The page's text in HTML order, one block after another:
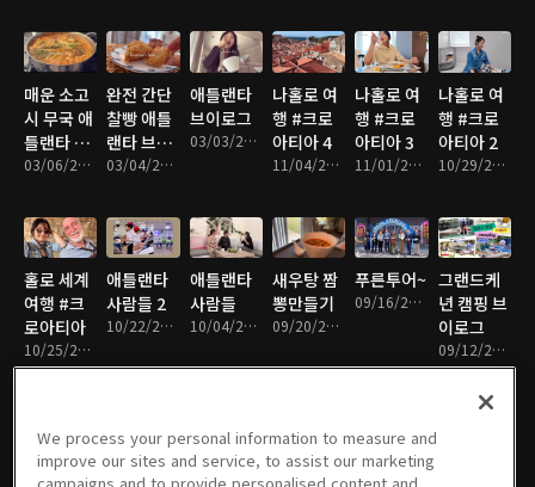
매운 소고
시 무국 애
틀랜타 브
이로그 03/06/2025 • 16분
완전 간단
찰빵 애틀
랜타 브이
로그
03/04/2025 • 9분
애틀랜타
브이로그
03/03/2025 • 27분
나홀로 여
행 #크로
아티아 4
11/04/2024 • 23분
나홀로 여
행 #크로
아티아 3
11/01/2024 • 22분
나홀로 여
행 #크로
아티아 2
10/29/2024 • 13분
홀로 세계
여행 #크
로아티아
10/25/2024 • 5분
애틀랜타
사람들 2
10/22/2024 • 25분
애틀랜타
사람들
10/04/2024 • 25분
새우탕 짬
뽕만들기
09/20/2024 • 11분
푸른투어~
09/16/2024 • 15분
그랜드케
년 캠핑 브
이로그
09/12/2024 • 40분
애틀랜타
애틀랜타
레이나맘
슬기로운
실버타운
We process your personal information to measure and
improve our sites and service, to assist our marketing